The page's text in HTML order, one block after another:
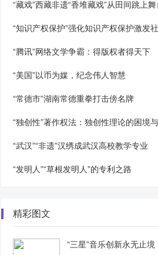
“藏戏”西藏非遗“香堆藏戏”从田间跳上舞
“知识产权保护”强化知识产权保护激发
“腾讯”网络文学争霸：得版权者得天下
“美国”以币为媒，纪念伟人智慧
“常德市”湖南常德重拳打击傍名牌
“独创性”著作权法：独创性理论的困境
“武汉”“非遗”汉绣成武汉高校教学专业
“发明人”“草根发明人”的专利之路
精彩图文
“三星”音乐创新永无止境